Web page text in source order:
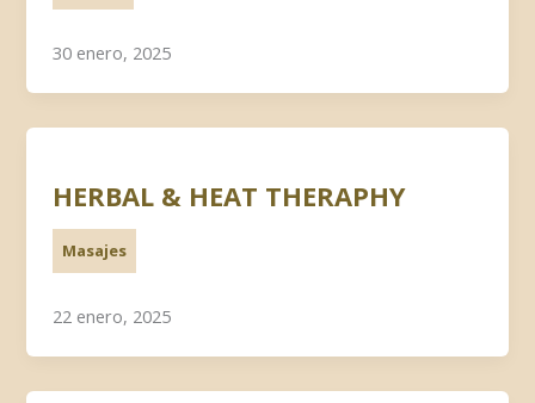
30 enero, 2025
HERBAL & HEAT THERAPHY
Masajes
22 enero, 2025